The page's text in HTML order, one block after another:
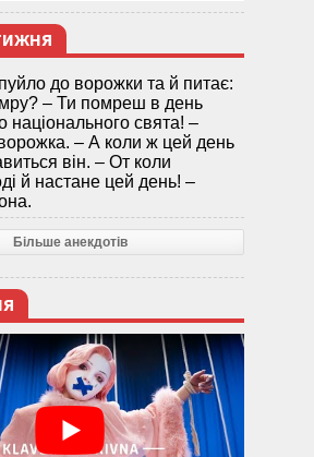
до ворожки та й питає:
– Ти помреш в день
національного свята! –
ворожка. – А коли ж цей день
він. – От коли
й настане цей день! –
Більше анекдотів